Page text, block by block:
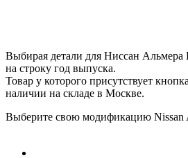
Выбирая детали для Ниссан Альмера
на строку год выпуска.
Товар у которого присутствует
наличии на складе в Москве.
Выберите свою модификацию Nissan